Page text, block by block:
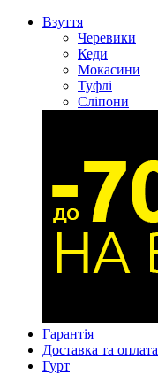
Взуття
Черевики
Кеди
Мокасини
Туфлі
Сліпони
Гарантія
Доставка та оплата
Гурт